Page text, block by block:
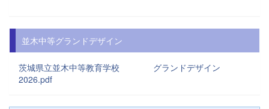
並木中等グランドデザイン
茨城県立並木中等教育学校 グランドデザイン
2026.pdf